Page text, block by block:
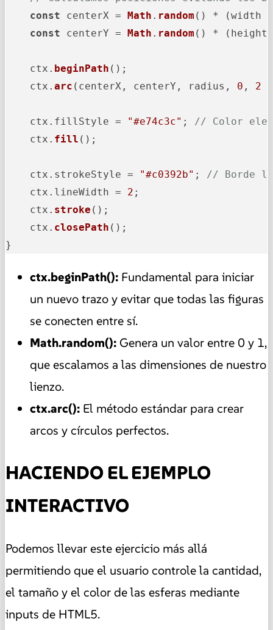
const centerX = Math . random () * (width
const centerY = Math . random () *
    ctx.
beginPath ();
    ctx.
arc (centerX, centerY, radius, 0 , 2
    ctx.
fillStyle = "#e74c3c" ; // Color
    ctx.
fill ();
    ctx.
strokeStyle = "#c0392b" ; // Borde
    ctx.
lineWidth = 2 ;
    ctx.
stroke ();
    ctx.
closePath ();
}
ctx.beginPath(): Fundamental para iniciar
un nuevo trazo y evitar que todas las figuras
se conecten entre sí.
Math.random(): Genera un valor entre 0 y 1,
que escalamos a las dimensiones de nuestro
lienzo.
ctx.arc(): El método estándar para crear
arcos y círculos perfectos.
HACIENDO EL EJEMPLO
INTERACTIVO
Podemos llevar este ejercicio más allá
permitiendo que el usuario controle la cantidad,
el tamaño y el color de las esferas mediante
inputs de HTML5.